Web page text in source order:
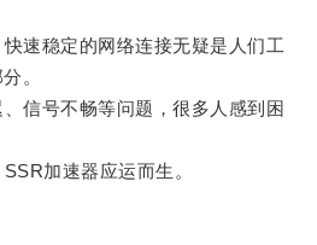
稳定的网络连接无疑是人们工
。
号不畅等问题，很多人感到困
加速器应运而生。